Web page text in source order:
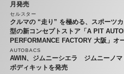
月発売
セルスター
クルマの “走り” を極める、スポーツ
型の新コンセプトストア「A PIT
PERFORMANCE FACTORY 大阪」オ
AUTOBACS
AWIN、ジムニーシエラ ジムニーノ
ボディキットを発売